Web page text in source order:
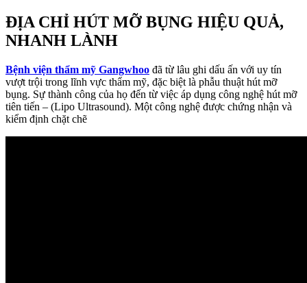
ĐỊA CHỈ HÚT MỠ BỤNG HIỆU QUẢ,
NHANH LÀNH
Bệnh viện thẩm mỹ Gangwhoo đã từ lâu ghi dấu ấn với uy tín
vượt trội trong lĩnh vực thẩm mỹ, đặc biệt là phẫu thuật hút mỡ
bụng. Sự thành công của họ đến từ việc áp dụng công nghệ hút mỡ
tiên tiến – (Lipo Ultrasound). Một công nghệ được chứng nhận và
kiểm định chặt chẽ